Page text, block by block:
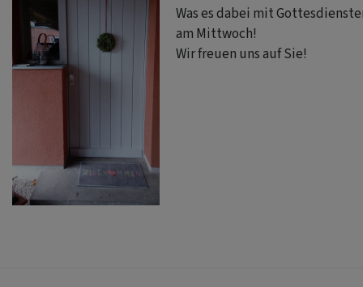
Was es dabei mit
am Mittwoch!
Wir freuen uns auf Sie!